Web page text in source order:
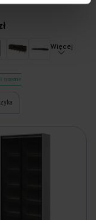
Więcej
tygodnie